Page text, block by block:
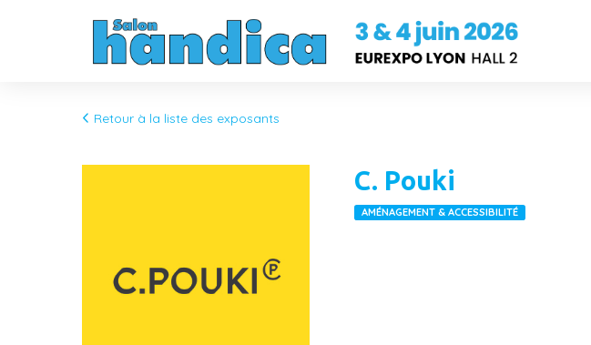
Retour à la liste des exposants
C. Pouki
AMÉNAGEMENT & ACCESSIBILITÉ